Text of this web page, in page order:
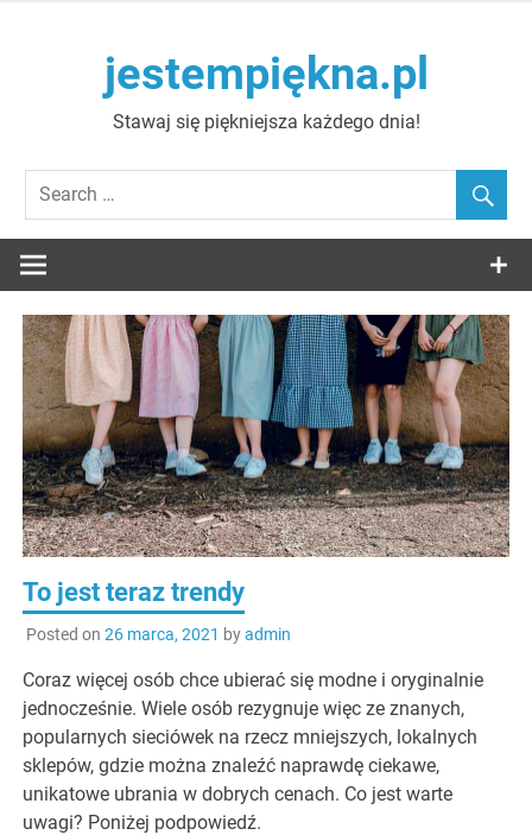
jestempiękna.pl
Stawaj się piękniejsza każdego dnia!
To jest teraz trendy
Posted on 26 marca, 2021 byadmin
Coraz więcej osób chce ubierać się modne i oryginalnie
jednocześnie. Wiele osób rezygnuje więc ze znanych,
popularnych sieciówek na rzecz mniejszych, lokalnych
sklepów, gdzie można znaleźć naprawdę ciekawe,
unikatowe ubrania w dobrych cenach. Co jest warte
uwagi? Poniżej podpowiedź.